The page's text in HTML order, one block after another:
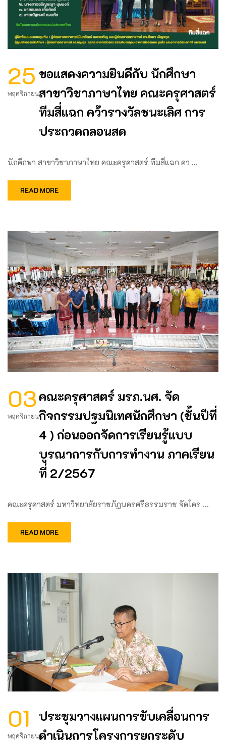
25
พฤศจิกายน
ขอแสดงความยินดีกับ นักศึกษา
สาขาวิชาภาษาไทย คณะครุศาสตร์
ทีมสี่แฉก คว้ารางวัลชนะเลิศ การ
ประกวดกลอนสด
นักศึกษา สาขาวิชาภาษาไทย คณะครุศาสตร์ ทีมสี่แฉก คว …
READ MORE
03
พฤศจิกายน
คณะครุศาสตร์ มรภ.นศ. จัด
กิจกรรมปฐมนิเทศนักศึกษา (ชั้นปีที่
4 ) ก่อนออกจัดการเรียนรู้แบบ
บูรณาการกับการทำงาน ภาคเรียน
ที่ 2/2567
คณะครุศาสตร์ มหาวิทยาลัยราชภัฏนครศรีธรรมราช จัดโคร …
READ MORE
01
พฤศจิกายน
ประชุมวางแผนการขับเคลื่อนการ
ดำเนินการโครงการยกระดับ